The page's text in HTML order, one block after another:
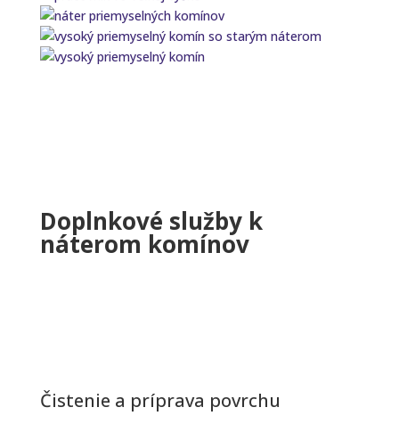
Doplnkové služby k
náterom komínov
Čistenie a príprava povrchu